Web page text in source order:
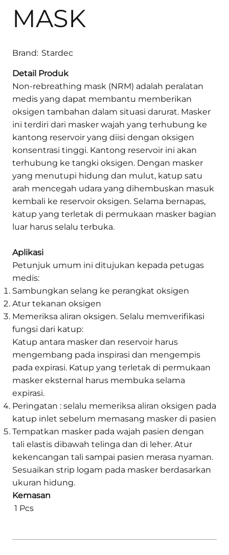
MASK
Brand: Stardec
Detail Produk
Non-rebreathing mask (NRM) adalah peralatan
medis yang dapat membantu memberikan
oksigen tambahan dalam situasi darurat. Masker
ini terdiri dari masker wajah yang terhubung ke
kantong reservoir yang diisi dengan oksigen
konsentrasi tinggi. Kantong reservoir ini akan
terhubung ke tangki oksigen. Dengan masker
yang menutupi hidung dan mulut, katup satu
arah mencegah udara yang dihembuskan masuk
kembali ke reservoir oksigen. Selama bernapas,
katup yang terletak di permukaan masker bagian
luar harus selalu terbuka.
Aplikasi
Petunjuk umum ini ditujukan kepada petugas
medis:
Sambungkan selang ke perangkat oksigen
Atur tekanan oksigen
Memeriksa aliran oksigen. Selalu memverifikasi
fungsi dari katup:
Katup antara masker dan reservoir harus
mengembang pada inspirasi dan mengempis
pada expirasi. Katup yang terletak di permukaan
masker eksternal harus membuka selama
expirasi.
Peringatan : selalu memeriksa aliran oksigen pada
katup inlet sebelum memasang masker di pasien
Tempatkan masker pada wajah pasien dengan
tali elastis dibawah telinga dan di leher. Atur
kekencangan tali sampai pasien merasa nyaman.
Sesuaikan strip logam pada masker berdasarkan
ukuran hidung.
Kemasan
1 Pcs